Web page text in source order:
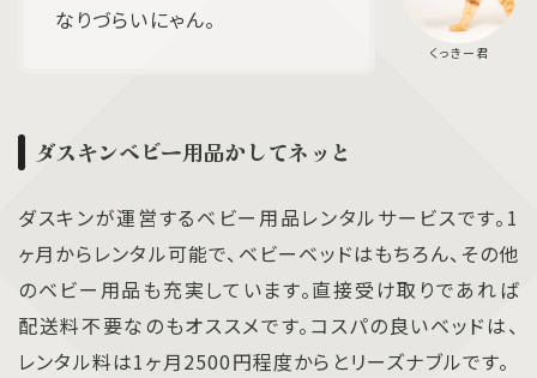
なりづらいにゃん。
ダスキンベビー用品かしてネッと
ダスキンが運営するベビー用品レンタルサービスです。1
ヶ月からレンタル可能で、ベビーベッドはもちろん、その他
のベビー用品も充実しています。直接受け取りであれば
配送料不要なのもオススメです。コスパの良いベッドは、
レンタル料は1ヶ月2500円程度からとリーズナブルです。